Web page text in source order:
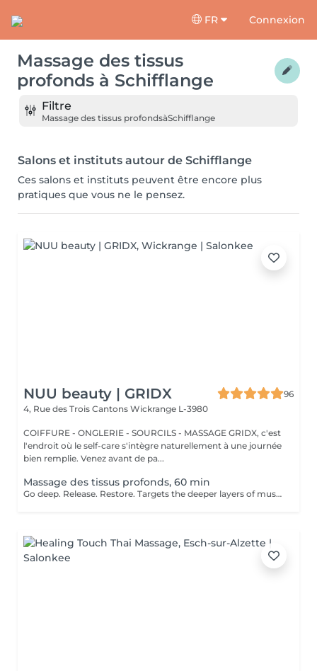
FR Connexion
Massage des tissus
profonds à Schifflange
Filtre
Massage des tissus profondsàSchifflange
Salons et instituts autour de Schifflange
Ces salons et instituts peuvent être encore plus
pratiques que vous ne le pensez.
NUU beauty | GRIDX
96
4, Rue des Trois Cantons Wickrange L-3980
COIFFURE - ONGLERIE - SOURCILS - MASSAGE GRIDX, c'est
l'endroit où le self-care s'intègre naturellement à une journée
bien remplie. Venez avant de pa...
Massage des tissus profonds, 60 min
Go deep. Release. Restore. Targets the deeper layers of muscles and connective tissue to relieve chronic pain, stiffness, and tension. Using slow, firm strokes and deep pressure, this massage helps to release knots, restore mobility, and promote long-term muscle health. Ideal for clients with persistent tension or physically demanding lifestyles. Age restrictions: there are no age restrictions for this procedure. Post procedure recommendations: do not do sport and any sharp movements 2-3 hours after the procedure. Frequency: 1-2 times per week, 10 times in total. Repeat once in 3-6 months.